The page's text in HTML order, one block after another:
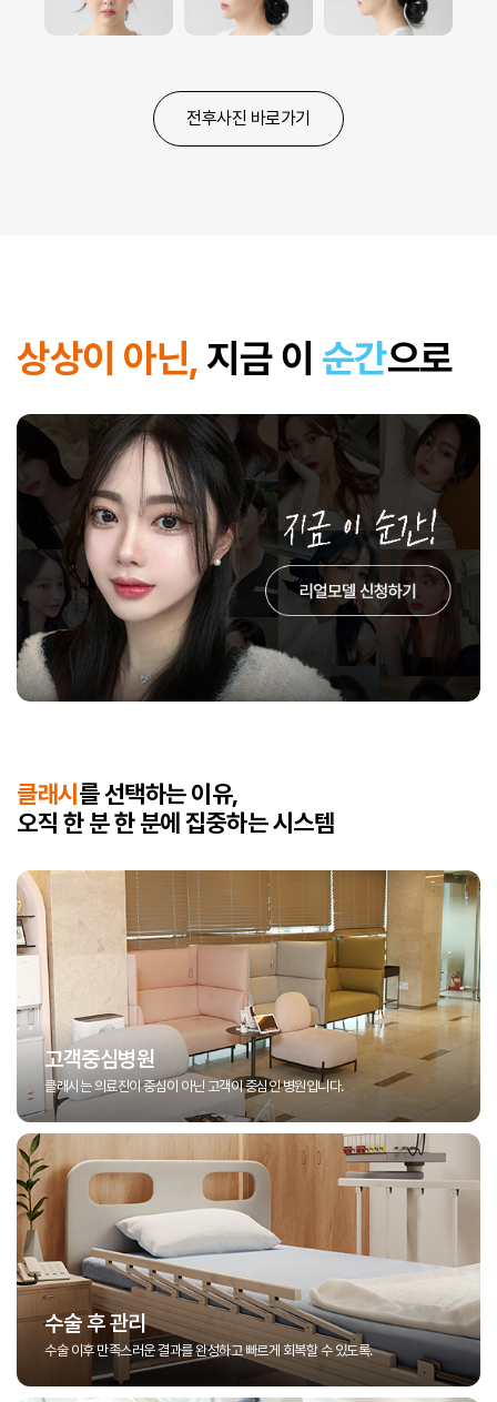
전후사진 바로가기
상상이 아닌, 지금 이 순간으로
클래시를 선택하는 이유,
오직 한 분 한 분에 집중하는 시스템
고객중심병원
클래시는 의료진이 중심이 아닌 고객이 중심인 병원입니다.
수술 후 관리
수술 이후 만족스러운 결과를 완성하고 빠르게 회복할 수 있도록.